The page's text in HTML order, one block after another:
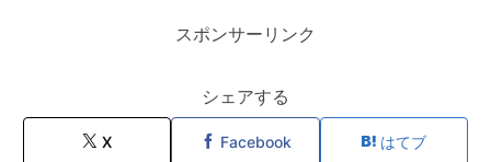
スポンサーリンク
シェアする
X Facebook はてブ